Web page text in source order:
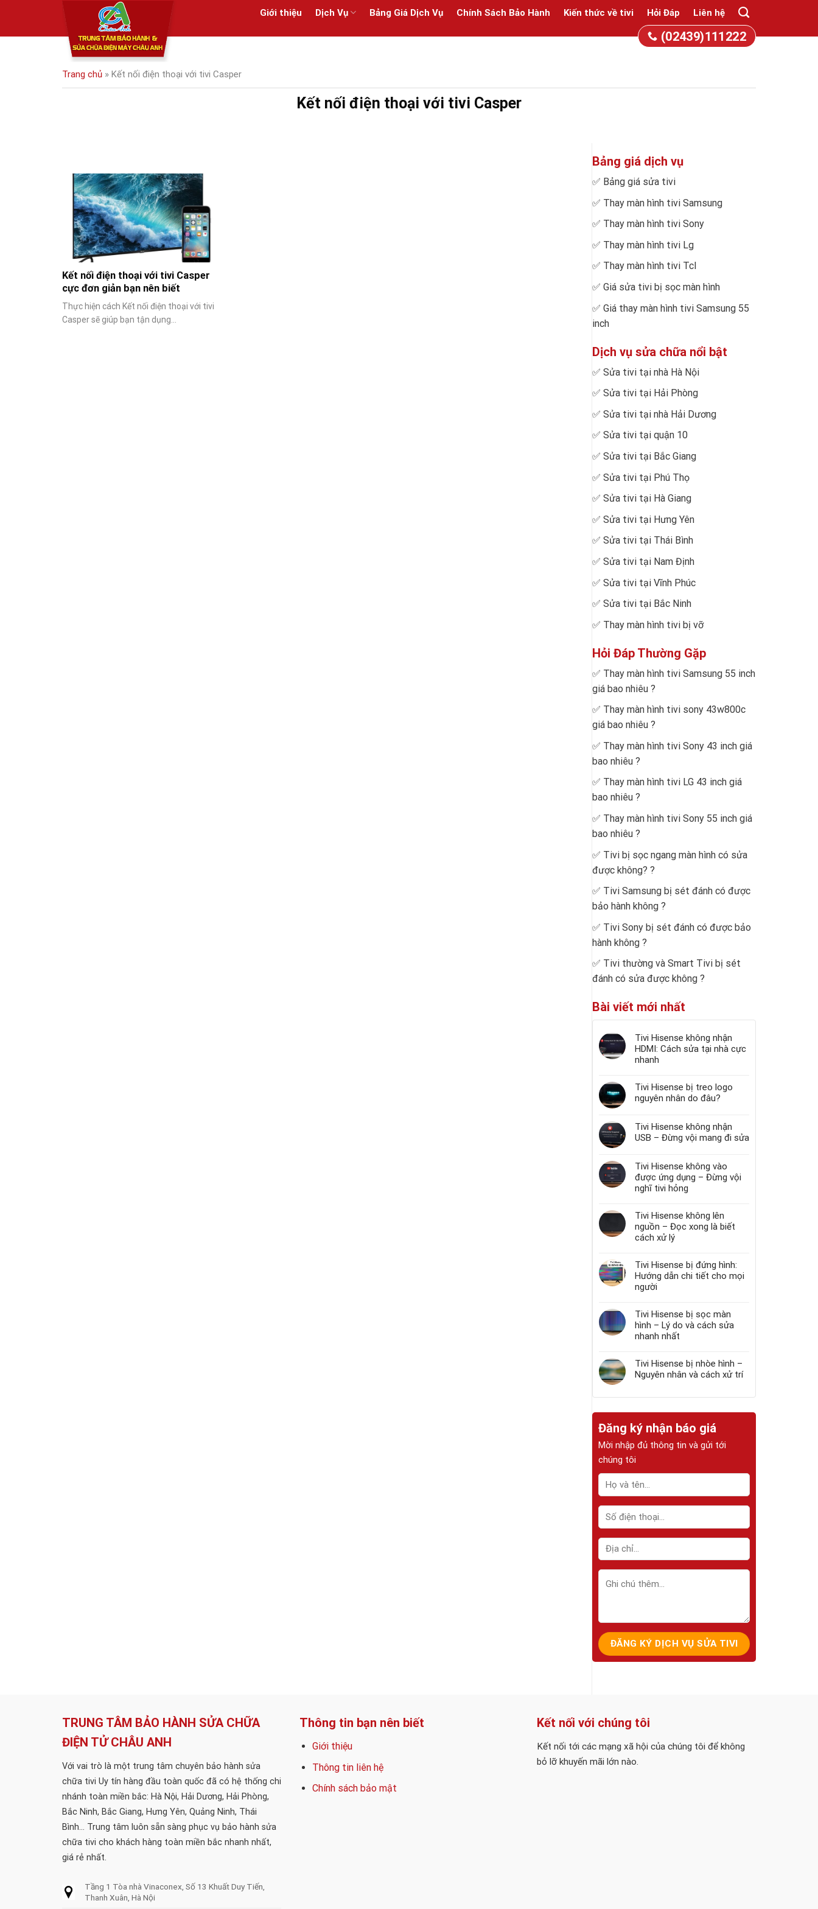
content
Giới thiệu Dịch Vụ Bảng Giá Dịch Vụ Chính Sách Bảo Hành Kiến thức về tivi Hỏi Đáp Liên hệ
(02439)111222
Trang chủ » Kết nối điện thoại với tivi Casper
Kết nối điện thoại với tivi Casper
Kết nối điện thoại với tivi Casper
cực đơn giản bạn nên biết
Thực hiện cách Kết nối điện thoại với tivi
Casper sẽ giúp bạn tận dụng...
Bảng giá dịch vụ
✅ Bảng giá sửa tivi
✅ Thay màn hình tivi Samsung
✅ Thay màn hình tivi Sony
✅ Thay màn hình tivi Lg
✅ Thay màn hình tivi Tcl
✅ Giá sửa tivi bị sọc màn hình
✅ Giá thay màn hình tivi Samsung 55
inch
Dịch vụ sửa chữa nổi bật
✅ Sửa tivi tại nhà Hà Nội
✅ Sửa tivi tại Hải Phòng
✅ Sửa tivi tại nhà Hải Dương
✅ Sửa tivi tại quận 10
✅ Sửa tivi tại Bắc Giang
✅ Sửa tivi tại Phú Thọ
✅ Sửa tivi tại Hà Giang
✅ Sửa tivi tại Hưng Yên
✅ Sửa tivi tại Thái Bình
✅ Sửa tivi tại Nam Định
✅ Sửa tivi tại Vĩnh Phúc
✅ Sửa tivi tại Bắc Ninh
✅ Thay màn hình tivi bị vỡ
Hỏi Đáp Thường Gặp
✅ Thay màn hình tivi Samsung 55 inch
giá bao nhiêu ?
✅ Thay màn hình tivi sony 43w800c
giá bao nhiêu ?
✅ Thay màn hình tivi Sony 43 inch giá
bao nhiêu ?
✅ Thay màn hình tivi LG 43 inch giá
bao nhiêu ?
✅ Thay màn hình tivi Sony 55 inch giá
bao nhiêu ?
✅ Tivi bị sọc ngang màn hình có sửa
được không? ?
✅ Tivi Samsung bị sét đánh có được
bảo hành không ?
✅ Tivi Sony bị sét đánh có được bảo
hành không ?
✅ Tivi thường và Smart Tivi bị sét
đánh có sửa được không ?
Bài viết mới nhất
Tivi Hisense không nhận
HDMI: Cách sửa tại nhà cực
nhanh
Tivi Hisense bị treo logo
nguyên nhân do đâu?
Tivi Hisense không nhận
USB – Đừng vội mang đi sửa
Tivi Hisense không vào
được ứng dụng – Đừng vội
nghĩ tivi hỏng
Tivi Hisense không lên
nguồn – Đọc xong là biết
cách xử lý
Tivi Hisense bị đứng hình:
Hướng dẫn chi tiết cho mọi
người
Tivi Hisense bị sọc màn
hình – Lý do và cách sửa
nhanh nhất
Tivi Hisense bị nhòe hình –
Nguyên nhân và cách xử trí
Đăng ký nhận báo giá
Mời nhập đủ thông tin và gửi tới
chúng tôi
TRUNG TÂM BẢO HÀNH SỬA CHỮA
ĐIỆN TỬ CHÂU ANH
Với vai trò là một trung tâm chuyên bảo hành sửa
chữa tivi Uy tín hàng đầu toàn quốc đã có hệ thống chi
nhánh toàn miền bắc: Hà Nội, Hải Dương, Hải Phòng,
Bắc Ninh, Bắc Giang, Hưng Yên, Quảng Ninh, Thái
Bình... Trung tâm luôn sẵn sàng phục vụ bảo hành sửa
chữa tivi cho khách hàng toàn miền bắc nhanh nhất,
giá rẻ nhất.
Tầng 1 Tòa nhà Vinaconex, Số 13 Khuất Duy Tiến,
Thanh Xuân, Hà Nội
Thông tin bạn nên biết
Giới thiệu
Thông tin liên hệ
Chính sách bảo mật
Kết nối với chúng tôi
Kết nối tới các mạng xã hội của chúng tôi để không
bỏ lỡ khuyến mãi lớn nào.